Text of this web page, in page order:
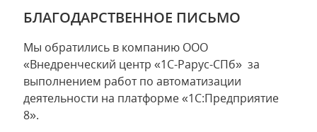
БЛАГОДАРСТВЕННОЕ ПИСЬМО
Мы обратились в компанию ООО
«Внедренческий центр «1С-Рарус-СПб» за
выполнением работ по автоматизации
деятельности на платформе «1С:Предприятие
8».